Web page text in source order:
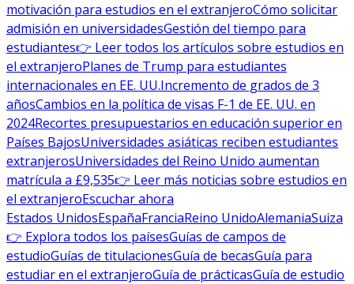
motivación para estudios en el extranjeroCómo solicitar
admisión en universidadesGestión del tiempo para
estudiantes👉 Leer todos los artículos sobre estudios en
el extranjeroPlanes de Trump para estudiantes
internacionales en EE. UU.Incremento de grados de 3
añosCambios en la política de visas F-1 de EE. UU. en
2024Recortes presupuestarios en educación superior en
Países BajosUniversidades asiáticas reciben estudiantes
extranjerosUniversidades del Reino Unido aumentan
matrícula a £9,535👉 Leer más noticias sobre estudios en
el extranjeroEscuchar ahora
Estados UnidosEspañaFranciaReino UnidoAlemaniaSuiza
👉 Explora todos los paísesGuías de campos de
estudioGuías de titulacionesGuía de becasGuía para
estudiar en el extranjeroGuía de prácticasGuía de estudio